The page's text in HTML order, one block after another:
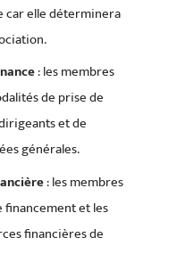
car elle déterminera
: les membres
de prise de
et de
générales.
: les membres
et les
financières de